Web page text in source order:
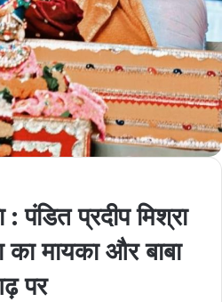
पंडित प्रदीप मिश्रा
मायका और बाबा
पर